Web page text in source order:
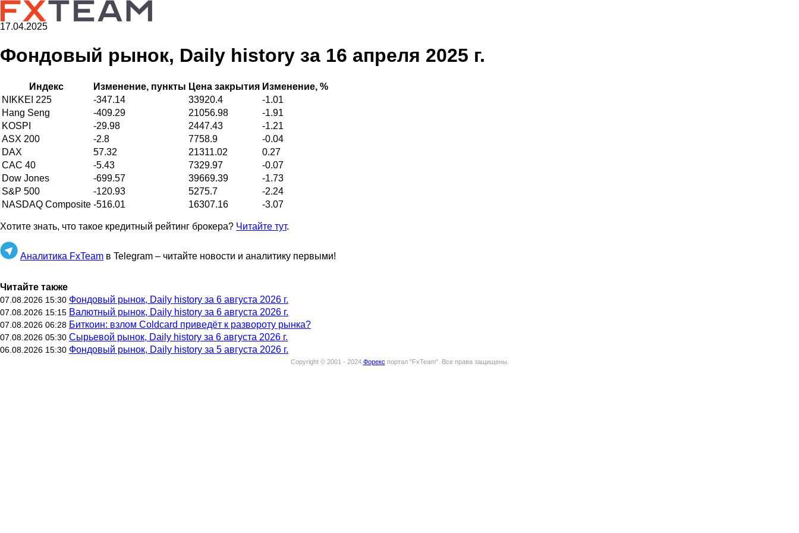
17.04.2025
Фондовый рынок, Daily history за 16 апреля 2025 г.
Индекс Изменение, пункты Цена закрытия Изменение, %
NIKKEI 225
-347.14 33920.4
-1.01
Hang Seng
-409.29 21056.98
-1.91
KOSPI
-29.98 2447.43
-1.21
ASX 200
-2.8 7758.9
-0.04
DAX
57.32 21311.02
0.27
CAC 40
-5.43 7329.97
-0.07
Dow Jones
-699.57 39669.39
-1.73
S&P 500
-120.93 5275.7
-2.24
NASDAQ Composite -516.01 16307.16 -3.07
Хотите знать, что такое кредитный рейтинг брокера? Читайте тут.
Аналитика FxTeam в Telegram – читайте новости и аналитику первыми!
Читайте также
07.08.2026 15:30 Фондовый рынок, Daily history за 6 августа 2026 г.
07.08.2026 15:15 Валютный рынок, Daily history за 6 августа 2026 г.
07.08.2026 06:28 Биткоин: взлом Coldcard приведёт к развороту рынка?
07.08.2026 05:30 Сырьевой рынок, Daily history за 6 августа 2026 г.
06.08.2026 15:30 Фондовый рынок, Daily history за 5 августа 2026 г.
Copyright © 2001 - 2024 Форекс портал "FxTeam". Все права защищены.